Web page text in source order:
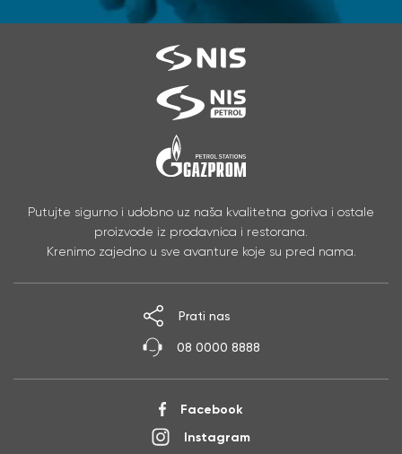
Putujte sigurno i udobno uz naša kvalitetna goriva i ostale
proizvode iz prodavnica i restorana.
Krenimo zajedno u sve avanture koje su pred nama.
Facebook
Instagram
Prati nas
08 0000 8888